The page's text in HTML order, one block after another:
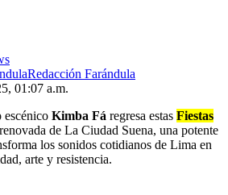
Redacción Farándula
01:07 a.m.
Kimba Fá regresa estas Fiestas
de La Ciudad Suena, una potente
los sonidos cotidianos de Lima en
arte y resistencia.